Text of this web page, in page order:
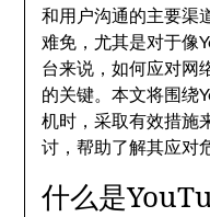
和用户沟通的主要渠
难免，尤其是对于像
台来说，如何应对网
的关键。本文将围绕
机时，采取有效措施
讨，帮助了解其应对
什么是